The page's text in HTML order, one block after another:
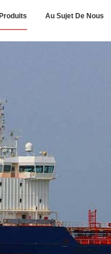
Produits Au Sujet De Nous